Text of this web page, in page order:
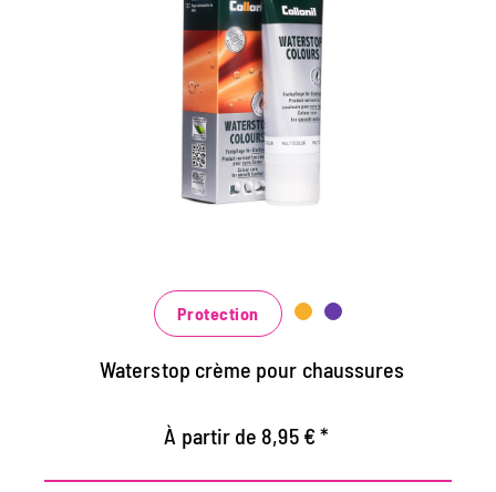
Crème de couleur colorée
et d'imprégnation
Maintient tous les matériaux de cuir lisse et
de haute technologie avec effet
d'imprégnation
bleu, vert et rouge
Protection
Waterstop crème pour chaussures
À partir de 8,95 € *